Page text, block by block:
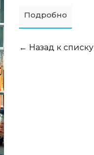
Подробно
← Назад к списку